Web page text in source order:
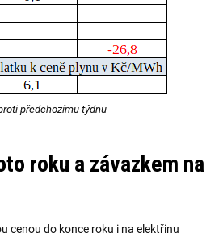
předchozímu týdnu
roku a závazkem na
cenou do konce roku i na elektřinu